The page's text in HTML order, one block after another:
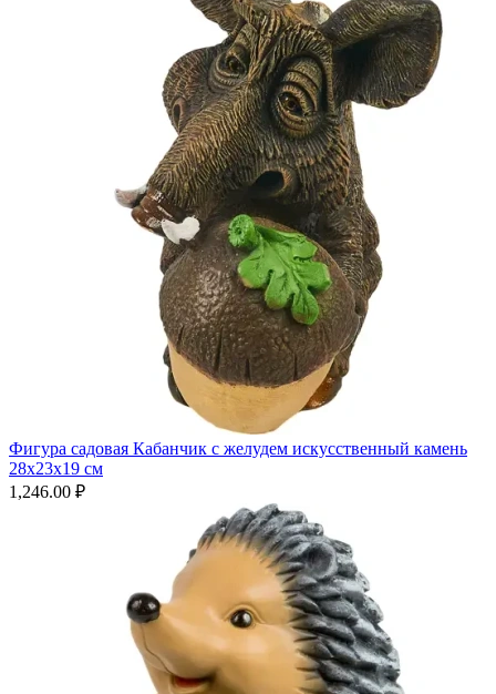
Фигура садовая Кабанчик с желудем искусственный камень
28х23х19 см
1,246.00 ₽